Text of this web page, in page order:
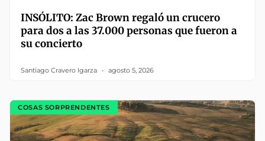
INSÓLITO: Zac Brown regaló un crucero
para dos a las 37.000 personas que fueron a
su concierto
Santiago Cravero Igarza agosto 5, 2026
COSAS SORPRENDENTES